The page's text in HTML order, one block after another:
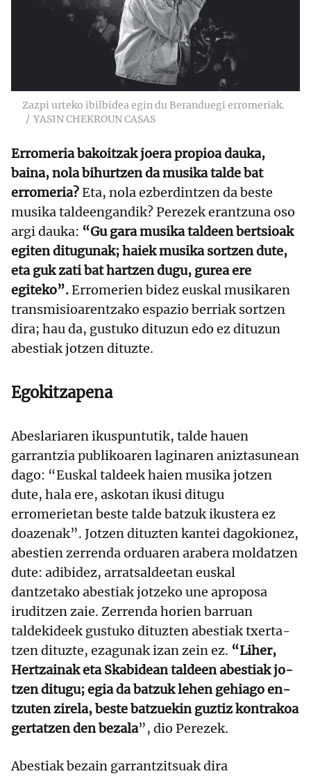
Zazpi urteko ibilbidea egin du Beranduegi erromeriak.
YASIN CHEKROUN CASAS
Erromeria bakoitzak joera propioa dauka,
baina, nola bihurtzen da musika talde bat
erromeria?Eta, nola ezberdintzen da beste
musika taldeengandik? Perezek erantzuna oso
argi dauka: “Gu gara musika taldeen bertsioak
egiten ditugunak; haiek musika sortzen dute,
eta guk zati bat hartzen dugu, gurea ere
egiteko”.Erromerien bidez euskal musikaren
transmisioarentzako espazio berriak sortzen
dira; hau da, gustuko dituzun edo ez dituzun
abestiak jotzen dituzte.
Egokitzapena
Abeslariaren ikuspuntutik, talde hauen
garrantzia publikoaren laginaren aniztasunean
dago: “Euskal taldeek haien musika jotzen
dute, hala ere, askotan ikusi ditugu
erromerietan beste talde batzuk ikustera ez
doazenak”. Jotzen dituzten kantei dagokionez,
abestien zerrenda orduaren arabera moldatzen
dute: adibidez, arratsaldeetan euskal
dantzetako abestiak jotzeko une aproposa
iruditzen zaie. Zerrenda horien barruan
taldekideek gustuko dituzten abestiak txerta-
tzen dituzte, ezagunak izan zein ez. “Liher,
Hertzainak eta Skabidean taldeen abestiak jo-
tzen ditugu; egia da batzuk lehen gehiago en-
tzuten zirela, beste batzuekin guztiz kontrakoa
gertatzen den bezala”, dio Perezek.
Abestiak bezain garrantzitsuak dira